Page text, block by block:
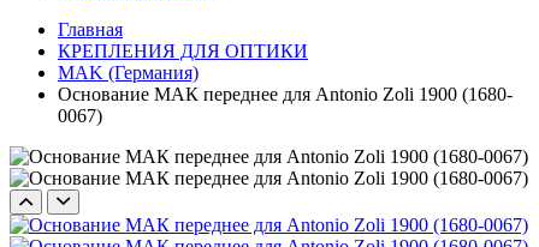
Главная
КРЕПЛЕНИЯ ДЛЯ ОПТИКИ
MAK (Германия)
Основание МАК переднее для Antonio Zoli 1900 (1680-
0067)